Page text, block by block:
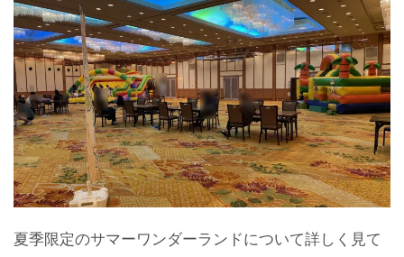
夏季限定のサマーワンダーランドについて詳しく見て